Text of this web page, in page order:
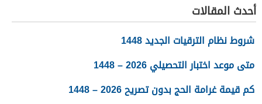
أحدث المقالات
شروط نظام الترقيات الجديد 1448
متى موعد اختبار التحصيلي 2026 – 1448
كم قيمة غرامة الحج بدون تصريح 2026 – 1448